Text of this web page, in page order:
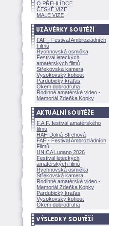
O PŘEHLÍDCE
ČESKÉ VIZE
MALÉ VIZE
FAF - Festival Ambroziádních
Filmů
Rychnovská osmička
Festival leteckých
amatérských filmů
Střekovská kamera
Vysokovský kohout
Pardubický kraťas
Okem dobrodruha
Rodinné amatérské video -
Memoriál Zdeňka Kopky
F.A.F. festival amatérského
filmu
HAH Dolná Strehov
FAF - Festival Ambroziádních
Filmů
UNICA Lugano 2026
Festival leteckých
amatérských filmů
Rychnovská osmička
Střekovská kamera
Rodinné amatérské video -
Memoriál Zdeňka Kopky
Pardubický kraťas
Vysokovský kohout
Okem dobrodruha